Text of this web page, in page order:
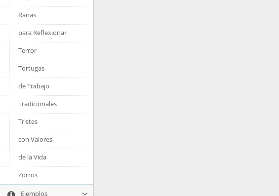
Ranas
para Reflexionar
Terror
Tortugas
de Trabajo
Tradicionales
Tristes
con Valores
de la Vida
Zorros
Ejemplos